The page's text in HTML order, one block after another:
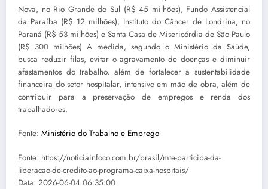
Nova, no Rio Grande do Sul (R$ 45 milhões), Fundo Assistencial
da Paraíba (R$ 12 milhões), Instituto do Câncer de Londrina, no
Paraná (R$ 53 milhões) e Santa Casa de Misericórdia de São Paulo
(R$ 300 milhões) A medida, segundo o Ministério da Saúde,
busca reduzir filas, evitar o agravamento de doenças e diminuir
afastamentos do trabalho, além de fortalecer a sustentabilidade
financeira do setor hospitalar, intensivo em mão de obra, além de
contribuir para a preservação de empregos e renda dos
trabalhadores.
Fonte: Ministério do Trabalho e Emprego
Fonte: https://noticiainfoco.com.br/brasil/mte-participa-da-
liberacao-de-credito-ao-programa-caixa-hospitais/
Data: 2026-06-04 06:35:00